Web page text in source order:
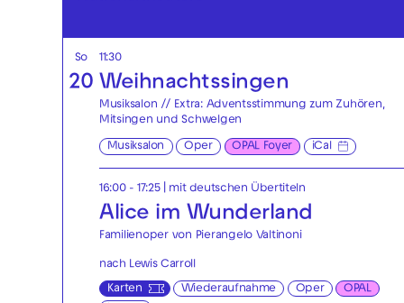
So
20
11:30
Weihnachtssingen
Musiksalon // Extra: Adventsstimmung zum Zuhören,
Mitsingen und Schwelgen
Musiksalon Oper OPAL Foyer iCal
16:00 - 17:25| mit deutschen Übertiteln
Alice im Wunderland
Familienoper von Pierangelo Valtinoni
nach Lewis Carroll
Karten Wiederaufnahme Oper
OPAL